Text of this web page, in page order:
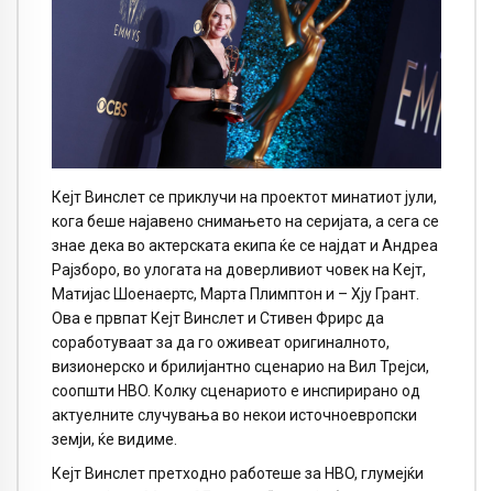
Кејт Винслет се приклучи на проектот минатиот јули,
кога беше најавено снимањето на серијата, а сега се
знае дека во актерската екипа ќе се најдат и Андреа
Рајзборо, во улогата на доверливиот човек на Кејт,
Матијас Шоенаертс, Марта Плимптон и – Хју Грант.
Ова е првпат Кејт Винслет и Стивен Фрирс да
соработуваат за да го оживеат оригиналното,
визионерско и брилијантно сценарио на Вил Трејси,
соопшти HBO. Колку сценариото е инспирирано од
актуелните случувања во некои источноевропски
земји, ќе видиме.
Кејт Винслет претходно работеше за HBO, глумејќи